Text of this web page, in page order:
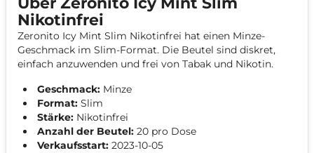
Nikotinfrei
Zeronito Icy Mint Slim Nikotinfrei hat einen Minze-
Geschmack im Slim-Format. Die Beutel sind diskret,
einfach anzuwenden und frei von Tabak und Nikotin.
Geschmack: Minze
Format: Slim
Stärke: Nikotinfrei
Anzahl der Beutel: 20 pro Dose
Verkaufsstart: 2023-10-05